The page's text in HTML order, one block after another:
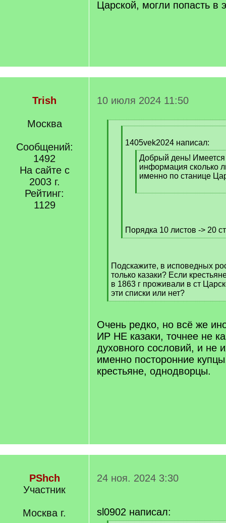
Царской, могли попасть в
Trish
Москва
Сообщений:
1492
На сайте с
2003 г.
Рейтинг:
1129
10 июля 2024 11:50
q
1405vek2024 написал:
[
q
]
Добрый день! Имеется
информация сколько
именно по станице
[
Порядка 10 листов -> 20
[
]
Подскажите, в исповедных
только казаки? Если
в 1863 г проживали в ст
эти списки или нет?
[
]
Очень редко, но всё же
ИР НЕ казаки, точнее не
духовного сословий, и не
именно посторонние
крестьяне, однодворцы.
PShch
Участник
Москва г.
24 ноя. 2024 3:30
sl0902 написал: